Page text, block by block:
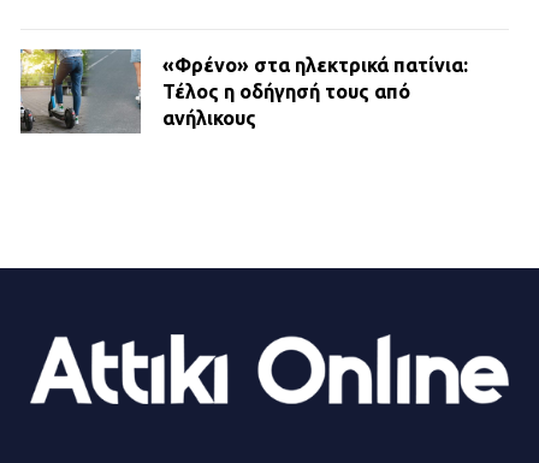
«Φρένο» στα ηλεκτρικά πατίνια:
Τέλος η οδήγησή τους από
ανήλικους
Βριλήσσια: Αυτοκίνητο έσπασε
τζαμαρία και μπήκε μέσα σε μαγαζί